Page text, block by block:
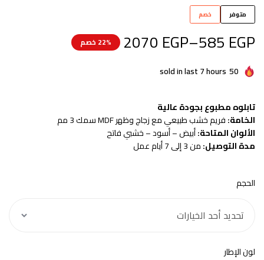
متوفر خصم
585 EGP
–
2070 EGP 22% خصم
50
sold in last 7 hours
تابلوه مطبوع بجودة عالية
الخامة:فريم خشب طبيعي مع زجاج وظهر MDF سمك 3 مم
الألوان المتاحة:أبيض – أسود – خشبي فاتح
مدة التوصيل:من 3 إلى 7 أيام عمل
الحجم
لون الإطار